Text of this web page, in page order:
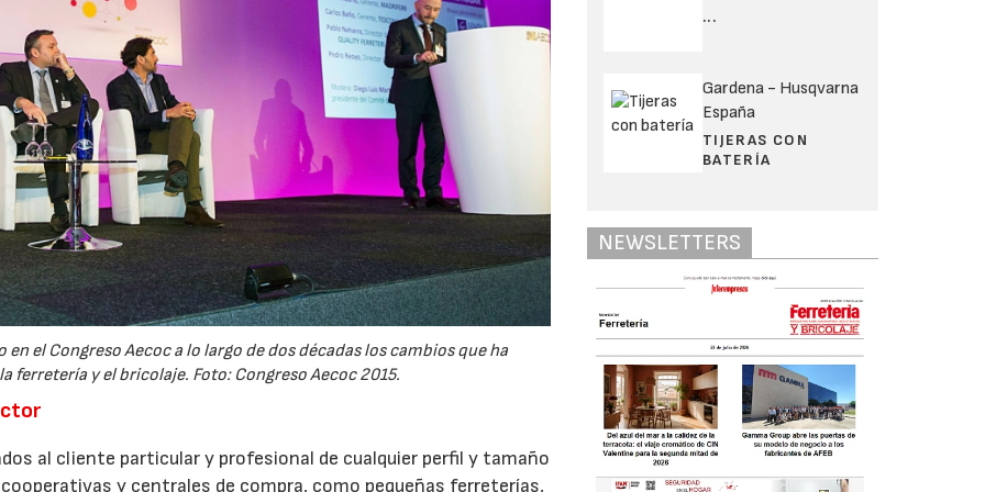
el Congreso Aecoc a lo largo de dos décadas los cambios que ha
ferretería y el bricolaje. Foto: Congreso Aecoc 2015.
al cliente particular y profesional de cualquier perfil y tamaño
y centrales de compra, como pequeñas ferreterías,
...
Gardena - Husqvarna
España
TIJERAS CON
BATERÍA
NEWSLETTERS